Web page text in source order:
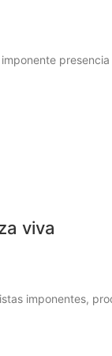
viva
imponentes,